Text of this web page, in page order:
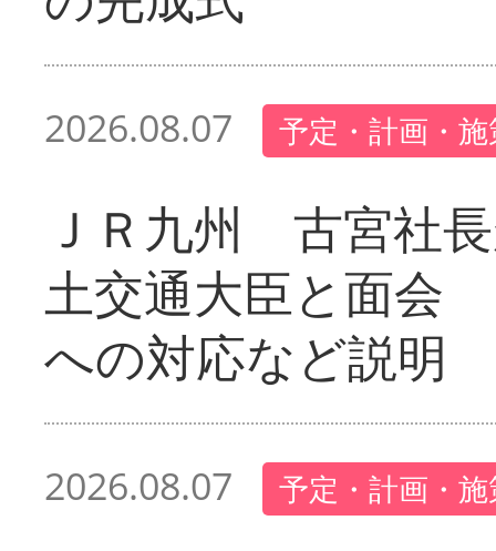
2026.08.07 予定・計画・
ＪＲ九州 古宮社
土交通大臣と面会
への対応など説明
2026.08.07 予定・計画・